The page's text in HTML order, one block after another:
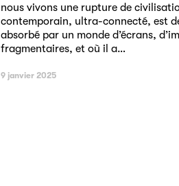
nous vivons une rupture de
contemporain, ultra-connecté, est
absorbé par un monde d’écrans,
fragmentaires, et où il a…
9 janvier 2025